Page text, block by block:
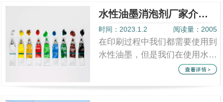
水性油墨消泡剂厂家介绍“水性油墨消泡剂”
时间：2023.1.2 阅读量：2005
在印刷过程中我们都需要使用到
水性油墨，但是我们在使用水性
油墨过程中，时常都会因为水性